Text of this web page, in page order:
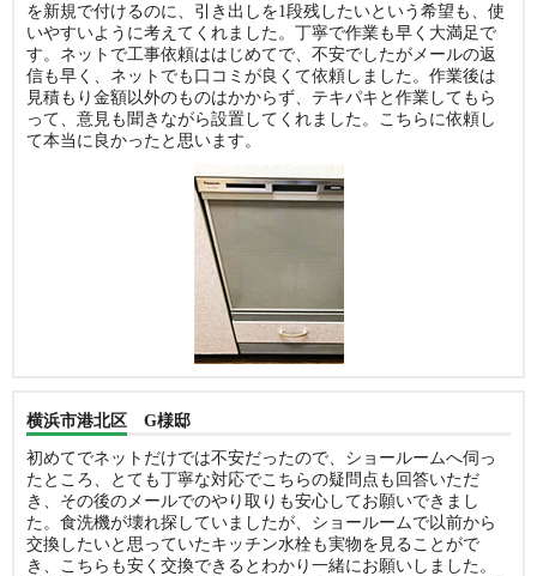
を新規で付けるのに、引き出しを1段残したいという希望も、使
いやすいように考えてくれました。丁寧で作業も早く大満足で
す。ネットで工事依頼ははじめてで、不安でしたがメールの返
信も早く、ネットでも口コミが良くて依頼しました。作業後は
見積もり金額以外のものはかからず、テキパキと作業してもら
って、意見も聞きながら設置してくれました。こちらに依頼し
て本当に良かったと思います。
横浜市港北区 G様邸
初めてでネットだけでは不安だったので、ショールームへ伺っ
たところ、とても丁寧な対応でこちらの疑問点も回答いただ
き、その後のメールでのやり取りも安心してお願いできまし
た。食洗機が壊れ探していましたが、ショールームで以前から
交換したいと思っていたキッチン水栓も実物を見ることがで
き、こちらも安く交換できるとわかり一緒にお願いしました。